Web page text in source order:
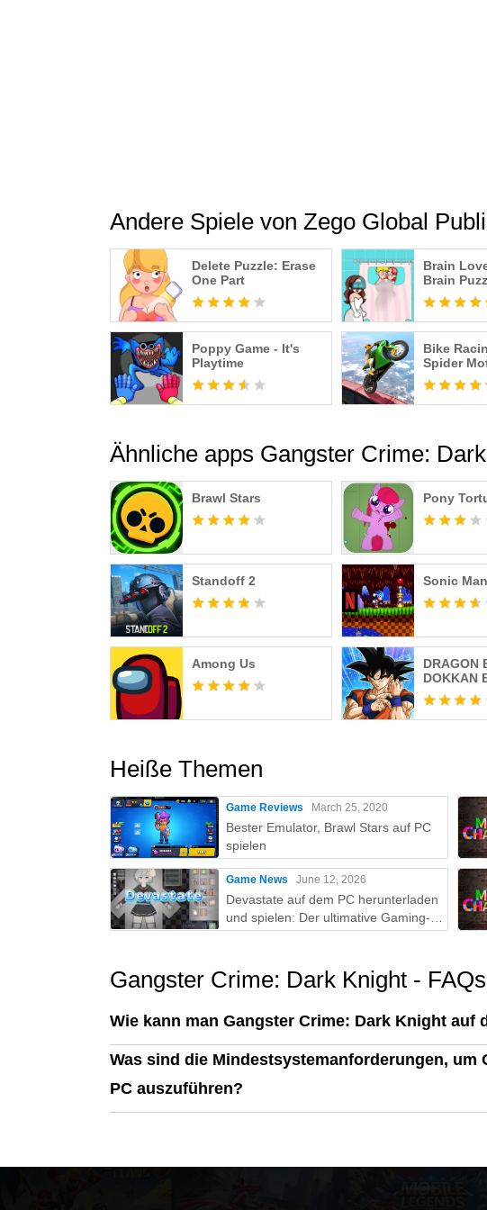
Andere Spiele von Zego Global
Delete Puzzle: Erase
One Part
Brain
Brain
Poppy Game - It's
Playtime
Bike
Spider
Ähnliche apps Gangster Crime:
Brawl Stars Pony
Standoff 2 Sonic
Among Us
DRAGON
DOKKAN
Heiße Themen
Game Reviews March 25, 2020
Bester Emulator, Brawl Stars auf PC
spielen
Game News June 12, 2026
Devastate auf dem PC herunterladen
und spielen: Der ultimative Gaming-
Guide mit MEmu Play
Gangster Crime: Dark Knight - FAQs
Wie kann man Gangster Crime: Dark Knight auf
Was sind die Mindestsystemanforderungen, um
PC auszuführen?